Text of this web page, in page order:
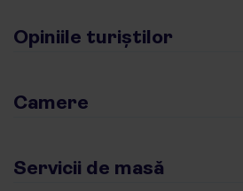
Opiniile turiștilor
Camere
Servicii de masă